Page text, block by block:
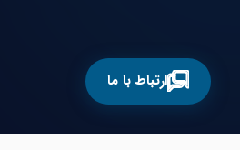
ارتباط با ما